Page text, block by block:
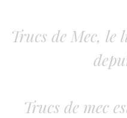
Trucs de Mec,
Trucs de mec